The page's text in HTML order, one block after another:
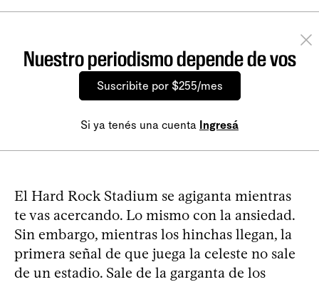
Nuestro periodismo depende de vos
Suscribite por $255/mes
Si ya tenés una cuenta Ingresá
El Hard Rock Stadium se agiganta mientras
te vas acercando. Lo mismo con la ansiedad.
Sin embargo, mientras los hinchas llegan, la
primera señal de que juega la celeste no sale
de un estadio. Sale de la garganta de los